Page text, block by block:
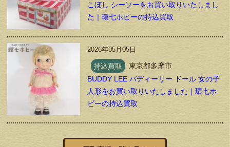
こぼし シーソーをお買い取りいたしまし
た｜環七ホビーの持込買取
2026年05月05日
持込買取
東京都多摩市
BUDDY LEE バディーリー ドール 女の子
人形をお買い取りいたしました｜環七ホ
ビーの持込買取